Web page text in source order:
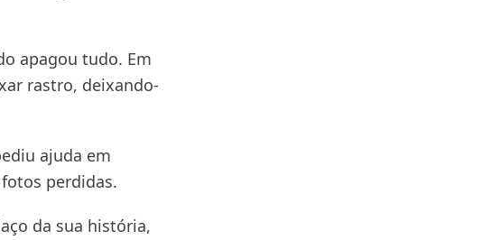
apagou tudo. Em
rastro, deixando-
ajuda em
perdidas.
da sua história,